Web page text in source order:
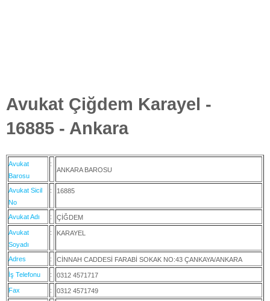
Avukat Çiğdem Karayel -
16885 - Ankara
Avukat
Barosu
:
ANKARA BAROSU
Avukat Sicil
No
: 16885
Avukat Adı : ÇİĞDEM
Avukat
Soyadı
: KARAYEL
Adres : CİNNAH CADDESİ FARABİ SOKAK NO:43 ÇANKAYA/ANKARA
İş Telefonu : 0312 4571717
Fax : 0312 4571749